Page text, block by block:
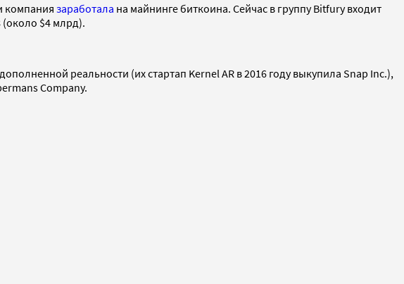
компания заработала на майнинге биткоина. Сейчас в группу Bitfury входит
$4 млрд).
реальности (их стартап Kernel AR в 2016 году выкупила Snap Inc.),
Company.